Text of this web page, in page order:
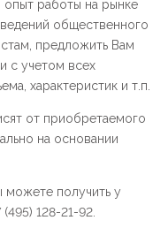
опыт работы на рынке
общественного
предложить Вам
с учетом всех
характеристик и т.п.
от приобретаемого
на основании
получить у
128-21-92.